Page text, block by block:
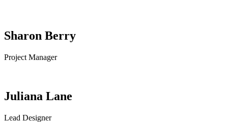
Sharon Berry
Project Manager
Juliana Lane
Lead Designer